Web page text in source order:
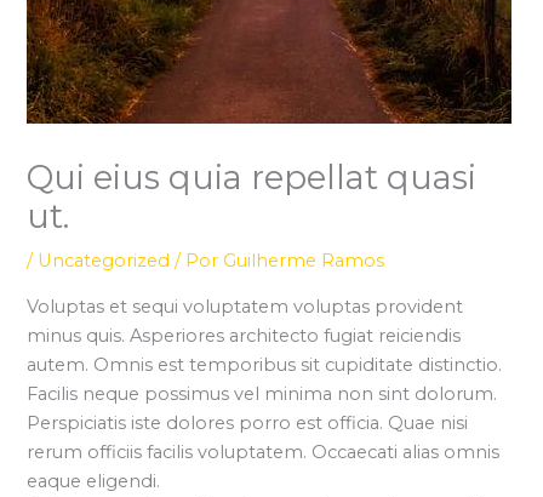
Qui eius quia repellat quasi
ut.
/ Uncategorized / Por Guilherme Ramos
Voluptas et sequi voluptatem voluptas provident
minus quis. Asperiores architecto fugiat reiciendis
autem. Omnis est temporibus sit cupiditate distinctio.
Facilis neque possimus vel minima non sint dolorum.
Perspiciatis iste dolores porro est officia. Quae nisi
rerum officiis facilis voluptatem. Occaecati alias omnis
eaque eligendi.